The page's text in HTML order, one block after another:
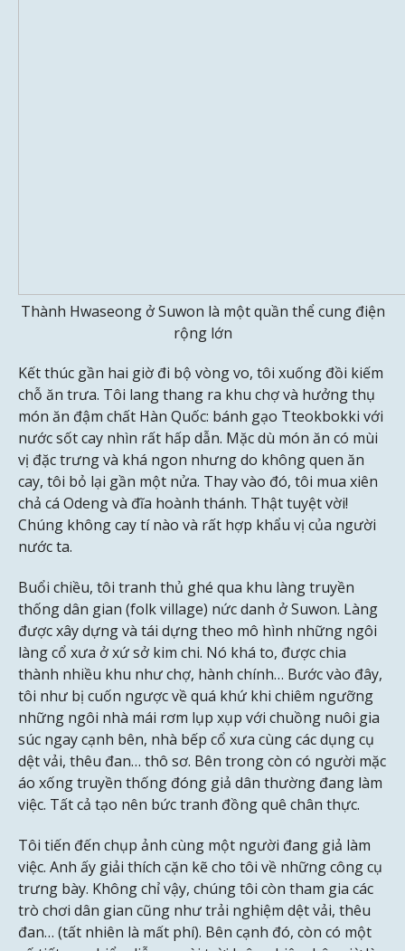
Thành Hwaseong ở Suwon là một quần thể cung điện
rộng lớn
Kết thúc gần hai giờ đi bộ vòng vo, tôi xuống đồi kiếm
chỗ ăn trưa. Tôi lang thang ra khu chợ và hưởng thụ
món ăn đậm chất Hàn Quốc: bánh gạo Tteokbokki với
nước sốt cay nhìn rất hấp dẫn. Mặc dù món ăn có mùi
vị đặc trưng và khá ngon nhưng do không quen ăn
cay, tôi bỏ lại gần một nửa. Thay vào đó, tôi mua xiên
chả cá Odeng và đĩa hoành thánh. Thật tuyệt vời!
Chúng không cay tí nào và rất hợp khẩu vị của người
nước ta.
Buổi chiều, tôi tranh thủ ghé qua khu làng truyền
thống dân gian (folk village) nức danh ở Suwon. Làng
được xây dựng và tái dựng theo mô hình những ngôi
làng cổ xưa ở xứ sở kim chi. Nó khá to, được chia
thành nhiều khu như chợ, hành chính… Bước vào đây,
tôi như bị cuốn ngược về quá khứ khi chiêm ngưỡng
những ngôi nhà mái rơm lụp xụp với chuồng nuôi gia
súc ngay cạnh bên, nhà bếp cổ xưa cùng các dụng cụ
dệt vải, thêu đan… thô sơ. Bên trong còn có người mặc
áo xống truyền thống đóng giả dân thường đang làm
việc. Tất cả tạo nên bức tranh đồng quê chân thực.
Tôi tiến đến chụp ảnh cùng một người đang giả làm
việc. Anh ấy giải thích cặn kẽ cho tôi về những công cụ
trưng bày. Không chỉ vậy, chúng tôi còn tham gia các
trò chơi dân gian cũng như trải nghiệm dệt vải, thêu
đan… (tất nhiên là mất phí). Bên cạnh đó, còn có một